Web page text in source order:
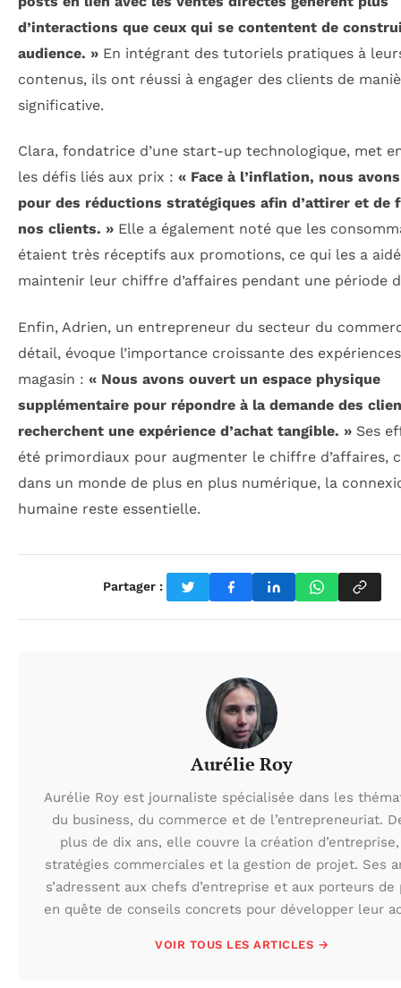
d’interactions que ceux qui se contentent de
audience. » En intégrant des tutoriels pratiques à
contenus, ils ont réussi à engager des clients de
significative.
Clara, fondatrice d’une start-up technologique, met
les défis liés aux prix : « Face à l’inflation, nous
pour des réductions stratégiques afin d’attirer et de
nos clients. » Elle a également noté que les
étaient très réceptifs aux promotions, ce qui les a
maintenir leur chiffre d’affaires pendant une période
Enfin, Adrien, un entrepreneur du secteur du
détail, évoque l’importance croissante des
magasin : « Nous avons ouvert un espace physique
supplémentaire pour répondre à la demande des
recherchent une expérience d’achat tangible. » Ses
été primordiaux pour augmenter le chiffre d’affaires,
dans un monde de plus en plus numérique, la
humaine reste essentielle.
Partager :
Aurélie Roy
Aurélie Roy est journaliste spécialisée dans les
du business, du commerce et de l’entrepreneuriat.
plus de dix ans, elle couvre la création
stratégies commerciales et la gestion de projet. Ses
s’adressent aux chefs d’entreprise et aux porteurs de
en quête de conseils concrets pour développer leur
VOIR TOUS LES ARTICLES →